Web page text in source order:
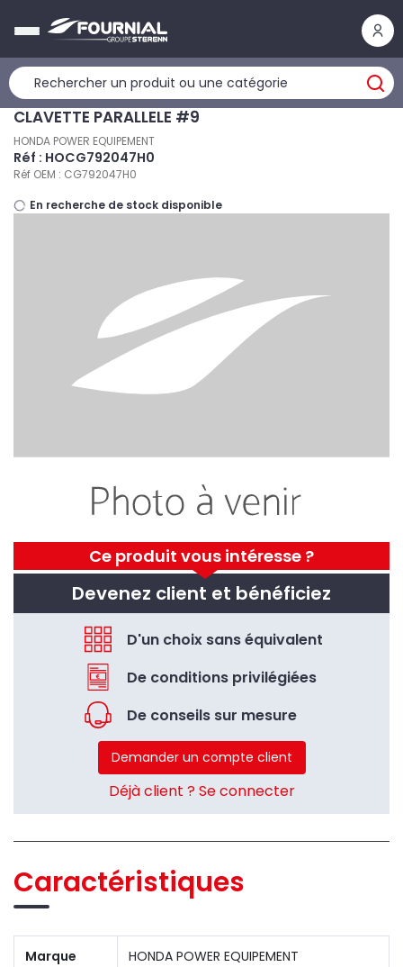
Ce produit vous intéresse ?
Devenez client et bénéficiez
D'un choix sans équivalent
De conditions privilégiées
De conseils sur mesure
Demander un compte client
Déjà client ? Se connecter
CLAVETTE PARALLELE #9
HONDA POWER EQUIPEMENT
Réf : HOCG792047H0
Réf OEM : CG792047H0
En recherche de stock disponible
Caractéristiques
Marque HONDA POWER EQUIPEMENT